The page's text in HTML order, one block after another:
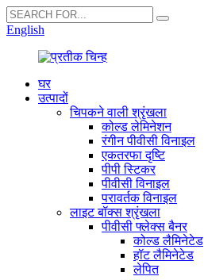
English
घर
उत्पादों
चिपकने वाली श्रृंखला
कोल्ड लेमिनेशन
रंगीन पीवीसी विनाइल
एकतरफा दृष्टि
पीपी स्टिकर
पीवीसी विनाइल
परावर्तक विनाइल
लाइट बॉक्स श्रृंखला
पीवीसी फ्लेक्स बैनर
कोल्ड लैमिनेटेड
हॉट लैमिनेटेड
लेपित